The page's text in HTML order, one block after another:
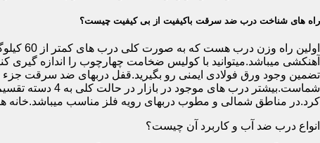
راه های شناخت درب ضد سرقت باکیفیت از بی کیفیت چیست؟
آهنکشی میباشد.میتوانید با کولیس ضخامت چهارچوب را اندازه گیری
تضمین وجود ورق فولادی ایمنی رو بگیرید.قفل دربهای ضد سرقت
شماست.بیشتر
کرد.در مناطق شمالی و مطوب دربهای رویه فلز مناسب
انواع درب ضد آب و کاربرد آن چیست؟